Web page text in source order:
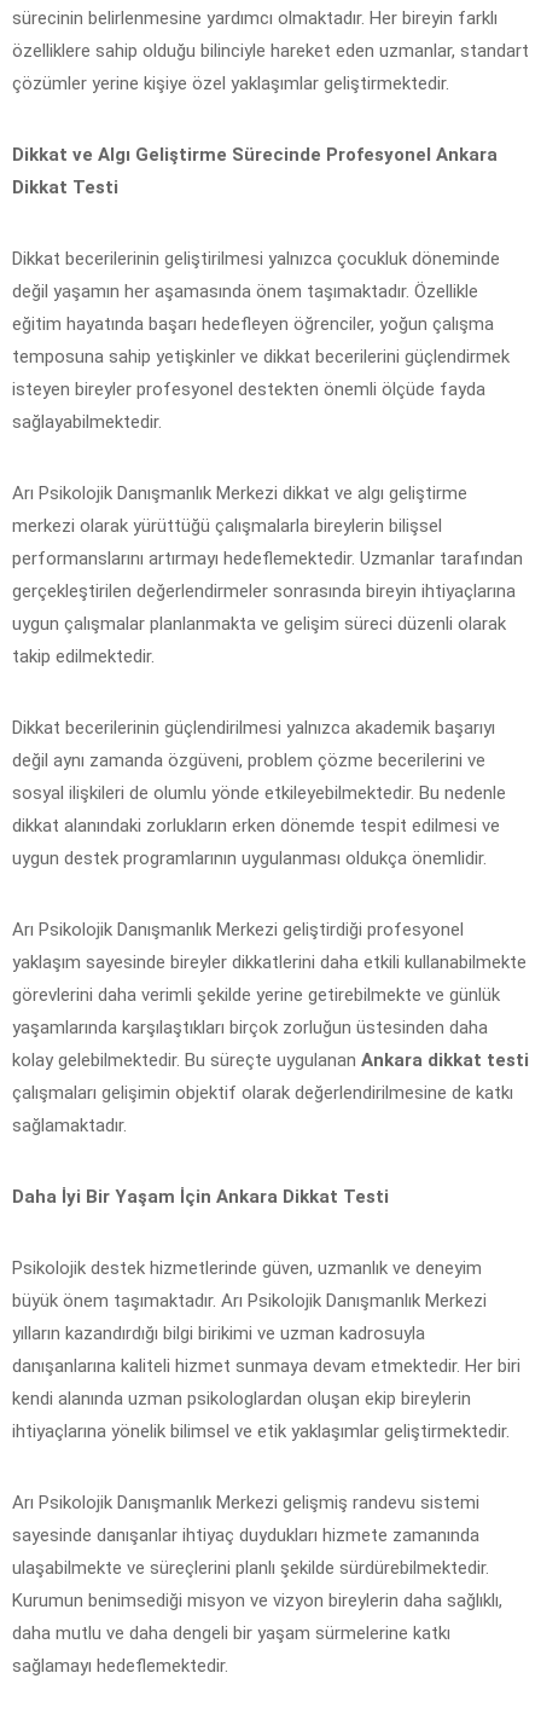
sürecinin belirlenmesine yardımcı olmaktadır. Her bireyin farklı
özelliklere sahip olduğu bilinciyle hareket eden uzmanlar, standart
çözümler yerine kişiye özel yaklaşımlar geliştirmektedir.
Dikkat ve Algı Geliştirme Sürecinde Profesyonel Ankara
Dikkat Testi
Dikkat becerilerinin geliştirilmesi yalnızca çocukluk döneminde
değil yaşamın her aşamasında önem taşımaktadır. Özellikle
eğitim hayatında başarı hedefleyen öğrenciler, yoğun çalışma
temposuna sahip yetişkinler ve dikkat becerilerini güçlendirmek
isteyen bireyler profesyonel destekten önemli ölçüde fayda
sağlayabilmektedir.
Arı Psikolojik Danışmanlık Merkezi dikkat ve algı geliştirme
merkezi olarak yürüttüğü çalışmalarla bireylerin bilişsel
performanslarını artırmayı hedeflemektedir. Uzmanlar tarafından
gerçekleştirilen değerlendirmeler sonrasında bireyin ihtiyaçlarına
uygun çalışmalar planlanmakta ve gelişim süreci düzenli olarak
takip edilmektedir.
Dikkat becerilerinin güçlendirilmesi yalnızca akademik başarıyı
değil aynı zamanda özgüveni, problem çözme becerilerini ve
sosyal ilişkileri de olumlu yönde etkileyebilmektedir. Bu nedenle
dikkat alanındaki zorlukların erken dönemde tespit edilmesi ve
uygun destek programlarının uygulanması oldukça önemlidir.
Arı Psikolojik Danışmanlık Merkezi geliştirdiği profesyonel
yaklaşım sayesinde bireyler dikkatlerini daha etkili kullanabilmekte
görevlerini daha verimli şekilde yerine getirebilmekte ve günlük
yaşamlarında karşılaştıkları birçok zorluğun üstesinden daha
kolay gelebilmektedir. Bu süreçte uygulanan Ankara dikkat testi
çalışmaları gelişimin objektif olarak değerlendirilmesine de katkı
sağlamaktadır.
Daha İyi Bir Yaşam İçin Ankara Dikkat Testi
Psikolojik destek hizmetlerinde güven, uzmanlık ve deneyim
büyük önem taşımaktadır. Arı Psikolojik Danışmanlık Merkezi
yılların kazandırdığı bilgi birikimi ve uzman kadrosuyla
danışanlarına kaliteli hizmet sunmaya devam etmektedir. Her biri
kendi alanında uzman psikologlardan oluşan ekip bireylerin
ihtiyaçlarına yönelik bilimsel ve etik yaklaşımlar geliştirmektedir.
Arı Psikolojik Danışmanlık Merkezi gelişmiş randevu sistemi
sayesinde danışanlar ihtiyaç duydukları hizmete zamanında
ulaşabilmekte ve süreçlerini planlı şekilde sürdürebilmektedir.
Kurumun benimsediği misyon ve vizyon bireylerin daha sağlıklı,
daha mutlu ve daha dengeli bir yaşam sürmelerine katkı
sağlamayı hedeflemektedir.